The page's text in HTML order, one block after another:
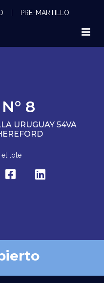
PRE-MARTILLO
8
URUGUAY 54VA
el lote